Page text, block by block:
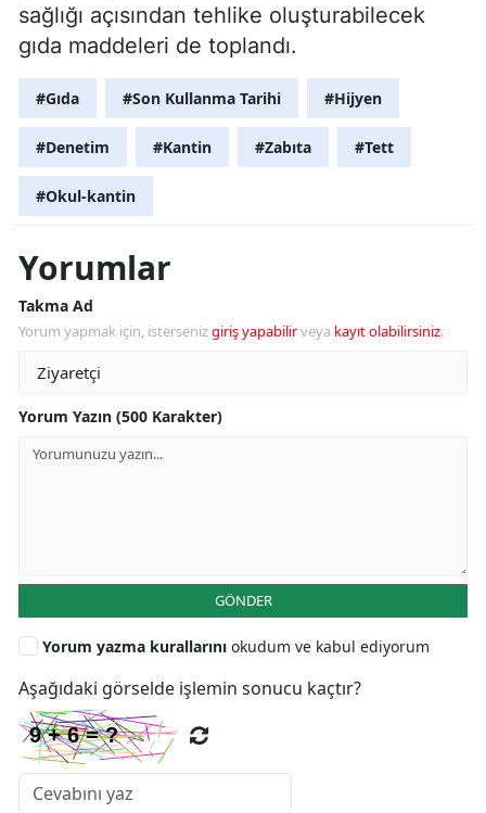
sağlığı açısından tehlike oluşturabilecek
gıda maddeleri de toplandı.
#Gıda #Son Kullanma Tarihi #Hijyen
#Denetim #Kantin #Zabıta #Tett
#Okul-kantin
Yorumlar
Takma Ad
Yorum yapmak için, istersenizgiriş yapabilirveya kayıt olabilirsiniz.
Yorum Yazın (500 Karakter)
GÖNDER
Yorum yazma kurallarını okudum ve kabul ediyorum
Aşağıdaki görselde işlemin sonucu kaçtır?